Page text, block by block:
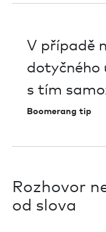
V případě
dotyčného
s tím
Boomerang tip
Rozhovor
od slova